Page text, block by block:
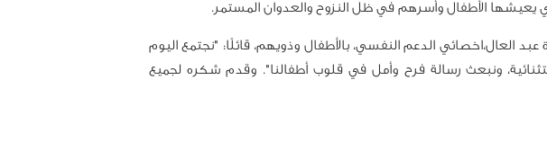
يعيشها الأطفال وأسرهم في ظل النزوح والعدوان المستمر.
العال،اخصائي الدعم النفسي، بالأطفال وذويهم، قائلًا: "نجتمع اليوم
ونبعث رسالة فرح وأمل في قلوب أطفالنا". وقدم شكره لجميع